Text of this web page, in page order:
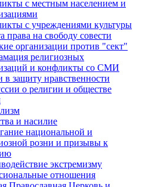
с местным населением и
с учреждениями культуры
права на свободу совести
организации против "сект"
религиозных
и конфликты со СМИ
защиту нравственности
о религии и обществе
и насилие
национальной и
розни и призывы к
экстремизму
отношения